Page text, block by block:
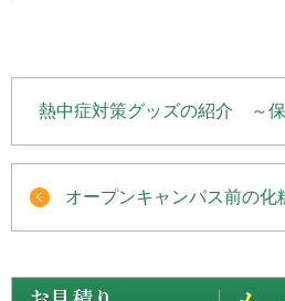
熱中症対策グッズの紹介 ～
オープンキャンパス前の化